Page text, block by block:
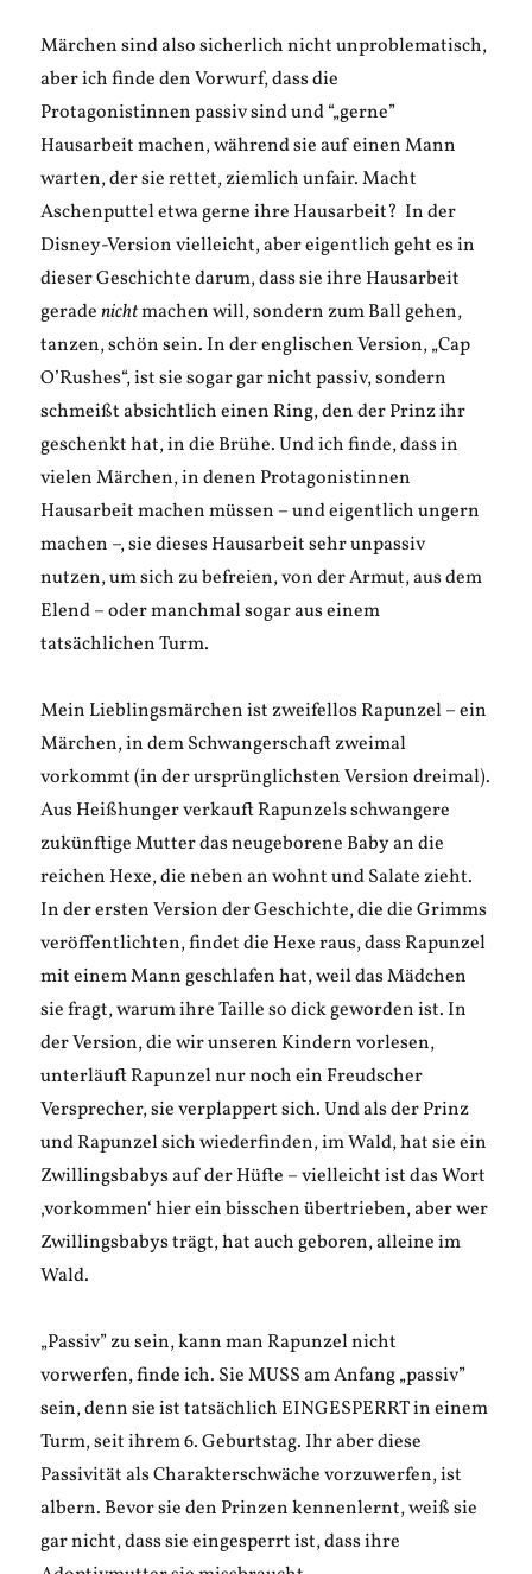
Märchen sind also sicherlich nicht unproblematisch,
aber ich finde den Vorwurf, dass die
Protagonistinnen passiv sind und “„gerne”
Hausarbeit machen, während sie auf einen Mann
warten, der sie rettet, ziemlich unfair. Macht
Aschenputtel etwa gerne ihre Hausarbeit? In der
Disney-Version vielleicht, aber eigentlich geht es in
dieser Geschichte darum, dass sie ihre Hausarbeit
geradenichtmachen will, sondern zum Ball gehen,
tanzen, schön sein. In der englischen Version, „Cap
O’Rushes“, ist sie sogar gar nicht passiv, sondern
schmeißt absichtlich einen Ring, den der Prinz ihr
geschenkt hat, in die Brühe. Und ich finde, dass in
vielen Märchen, in denen Protagonistinnen
Hausarbeit machen müssen – und eigentlich ungern
machen –, sie dieses Hausarbeit sehr unpassiv
nutzen, um sich zu befreien, von der Armut, aus dem
Elend – oder manchmal sogar aus einem
tatsächlichen Turm.
Mein Lieblingsmärchen ist zweifellos Rapunzel – ein
Märchen, in dem Schwangerschaft zweimal
vorkommt (in der ursprünglichsten Version dreimal).
Aus Heißhunger verkauft Rapunzels schwangere
zukünftige Mutter das neugeborene Baby an die
reichen Hexe, die neben an wohnt und Salate zieht.
In der ersten Version der Geschichte, die die Grimms
veröffentlichten, findet die Hexe raus, dass Rapunzel
mit einem Mann geschlafen hat, weil das Mädchen
sie fragt, warum ihre Taille so dick geworden ist. In
der Version, die wir unseren Kindern vorlesen,
unterläuft Rapunzel nur noch ein Freudscher
Versprecher, sie verplappert sich. Und als der Prinz
und Rapunzel sich wiederfinden, im Wald, hat sie ein
Zwillingsbabys auf der Hüfte – vielleicht ist das Wort
‚vorkommen‘ hier ein bisschen übertrieben, aber wer
Zwillingsbabys trägt, hat auch geboren, alleine im
Wald.
„Passiv” zu sein, kann man Rapunzel nicht
vorwerfen, finde ich. Sie MUSS am Anfang „passiv”
sein, denn sie ist tatsächlich EINGESPERRT in einem
Turm, seit ihrem 6. Geburtstag. Ihr aber diese
Passivität als Charakterschwäche vorzuwerfen, ist
albern. Bevor sie den Prinzen kennenlernt, weiß sie
gar nicht, dass sie eingesperrt ist, dass ihre